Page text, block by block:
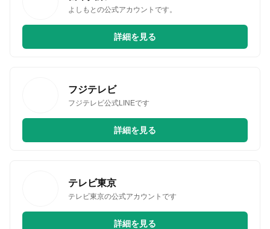
よしもとの公式アカウントです。
詳細を見る
フジテレビ
フジテレビ公式LINEです
詳細を見る
テレビ東京
テレビ東京の公式アカウントです
詳細を見る